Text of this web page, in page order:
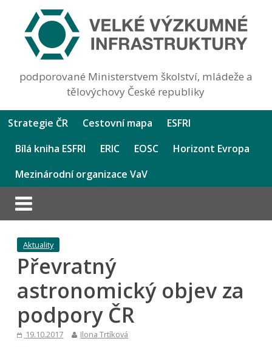
podporované Ministerstvem školství, mládeže a
tělovýchovy České republiky
Strategie ČR Cestovní mapa
ESFRI
Bílá kniha ESFRI
ERIC EOSC
Horizont Evropa
Mezinárodní organizace VaV
Aktuality
Převratný
astronomický objev za
podpory ČR
19.10.2017 Ilona Trtíková